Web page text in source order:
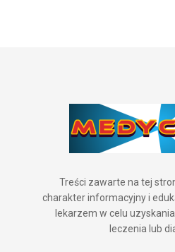
Treści zawarte na tej
charakter informacyjny i
lekarzem w celu
leczenia lub